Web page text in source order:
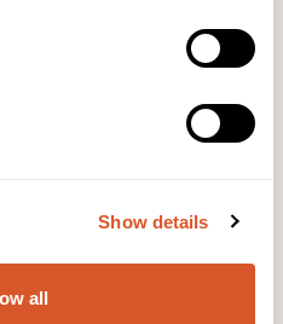
Show details
all